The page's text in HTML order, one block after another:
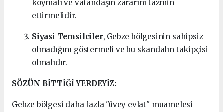
koymalı ve vatandaşın zararını tazmin
ettirmelidir.
Siyasi Temsilciler, Gebze bölgesinin sahipsiz
olmadığını göstermeli ve bu skandalın takipçisi
olmalıdır.
SÖZÜN BİTTİĞİ YERDEYİZ:
Gebze bölgesi daha fazla "üvey evlat" muamelesi